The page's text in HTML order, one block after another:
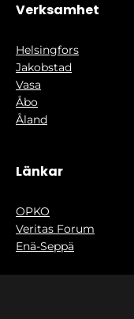
Verksamhet
Helsingfors
Jakobstad
Vasa
Åbo
Åland
Länkar
OPKO
Veritas Forum
Enä-Seppä